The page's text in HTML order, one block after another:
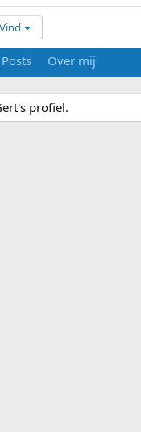
Vind
Posts Over mij
profiel.